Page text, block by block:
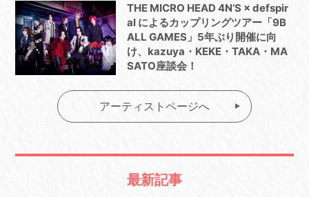
THE MICRO HEAD 4N’S × defspir
al によるカップリングツアー「9B
ALL GAMES」5年ぶり開催に向
け、kazuya・KEKE・TAKA・MA
SATO座談会！
アーティストページへ
最新記事